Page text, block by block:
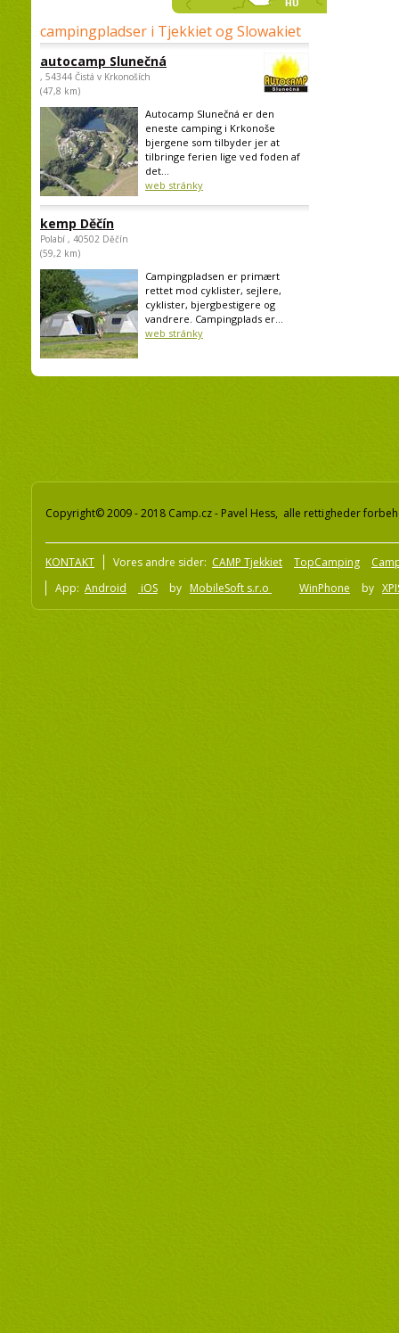
campingpladser i Tjekkiet og Slowakiet
autocamp Slunečná
, 54344 Čistá v Krkonoších
(47,8 km)
Autocamp Slunečná er den
eneste camping i Krkonoše
bjergene som tilbyder jer at
tilbringe ferien lige ved foden af
det...
web stránky
kemp Děčín
Polabí , 40502 Děčín
(59,2 km)
Campingpladsen er primært
rettet mod cyklister, sejlere,
cyklister, bjergbestigere og
vandrere. Campingplads er...
web stránky
Copyright© 2009 - 2018 Camp.cz - Pavel Hess, alle rettigheder
KONTAKT Vores andre sider: CAMP Tjekkiet TopCamping
App: Android iOS by MobileSoft s.r.o WinPhone by